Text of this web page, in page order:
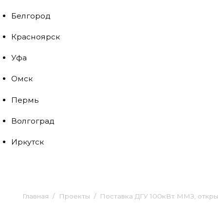
Белгород
Красноярск
Уфа
Омск
Пермь
Волгоград
Иркутск
Главная Проекты Поставка ДГУ 100кВт ММЗ,